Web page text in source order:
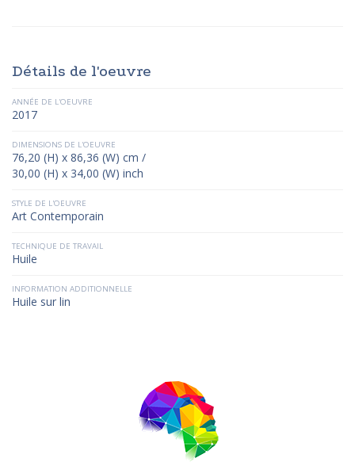
Détails de l'oeuvre
ANNÉE DE L'OEUVRE
2017
DIMENSIONS DE L'OEUVRE
76,20 (H) x 86,36 (W) cm /
30,00 (H) x 34,00 (W) inch
STYLE DE L'OEUVRE
Art Contemporain
TECHNIQUE DE TRAVAIL
Huile
INFORMATION ADDITIONNELLE
Huile sur lin